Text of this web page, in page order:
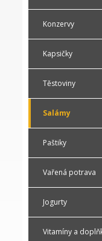
Konzervy
Kapsičky
Těstoviny
Salámy
Paštiky
Vařená potrava
Jogurty
Vitamíny a